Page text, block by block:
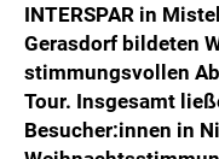
INTERSPAR in
Gerasdorf bildeten
stimmungsvollen
Tour. Insgesamt
Besucher:innen in